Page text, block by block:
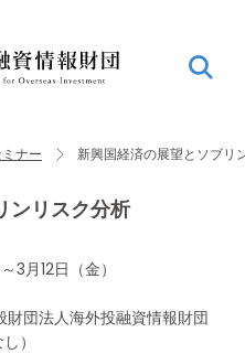
ナー 新興国経済の展望とソブリ
ンリスク分析
3月12日（金）
団法人海外投融資情報財団
）